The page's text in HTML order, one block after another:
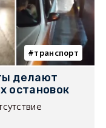
транспорт
делают
остановок